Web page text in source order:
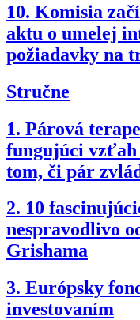
10. Komisia
aktu o umelej
požiadavky na
Stručne
1. Párová
fungujúci vzťah
tom, či pár
2. 10
nespravodlivo
Grishama
3. Európsky
investovaním